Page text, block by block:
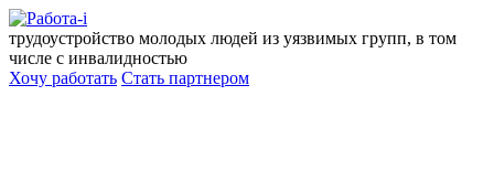
Перейти
к
содержанию
трудоустройство молодых людей из уязвимых групп, в том
числе с инвалидностью
Хочу работать Стать партнером